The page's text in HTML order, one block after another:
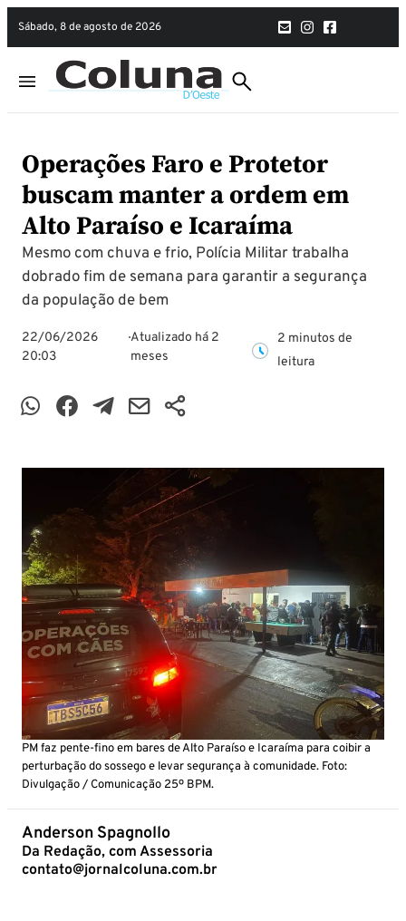
sábado, 8 de agosto de 2026
Operações Faro e Protetor
buscam manter a ordem em
Alto Paraíso e Icaraíma
Mesmo com chuva e frio, Polícia Militar trabalha
dobrado fim de semana para garantir a segurança
da população de bem
22/06/2026
20:03
Atualizado há 2
meses
2 minutos de
leitura
PM faz pente-fino em bares de Alto Paraíso e Icaraíma para coibir a
perturbação do sossego e levar segurança à comunidade. Foto:
Divulgação / Comunicação 25º BPM.
Anderson Spagnollo
Da Redação, com Assessoria
contato@jornalcoluna.com.br